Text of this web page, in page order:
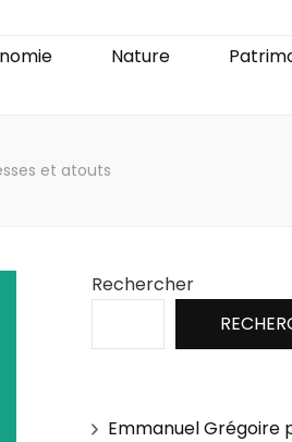
Nature
et atouts
Rechercher
Emmanuel Grégoire